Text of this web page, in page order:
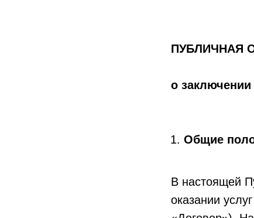
ПУБЛИЧНАЯ
о заключении
Общие
В настоящей
оказании